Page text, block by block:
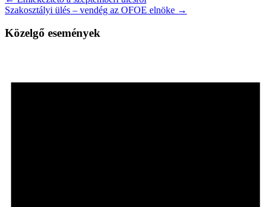
Szakosztályi ülés – vendég az OFOE elnöke →
Közelgő események